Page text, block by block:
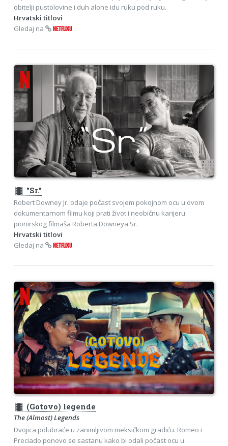
obitelji pustolovine i duh alohe idu ruku pod ruku.
Hrvatski titlovi
Gledaj na
NETFLIXU
theaters "Sr."
Robert Downey Jr. odaje počast svojem pokojnom ocu u ovom
dokumentarnom filmu koji prati život i neobičnu karijeru
pionirskog filmaša Roberta Downeya Sr.
Hrvatski titlovi
Gledaj na
NETFLIXU
theaters (Gotovo) legende
The (Almost) Legends
Dvojica polubraće u zanimljivom meksičkom gradiću. Romeo i
Preciado ponovo se sastanu kako bi odali počast ocu u